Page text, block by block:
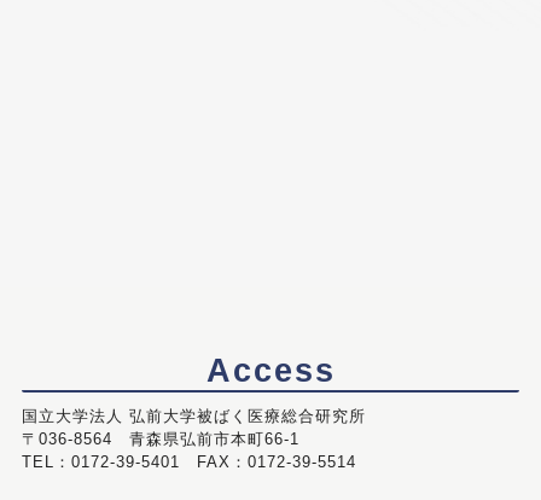
Access
国立大学法人 弘前大学被ばく医療総合研究所
〒036-8564 青森県弘前市本町66-1
TEL：0172-39-5401 FAX：0172-39-5514